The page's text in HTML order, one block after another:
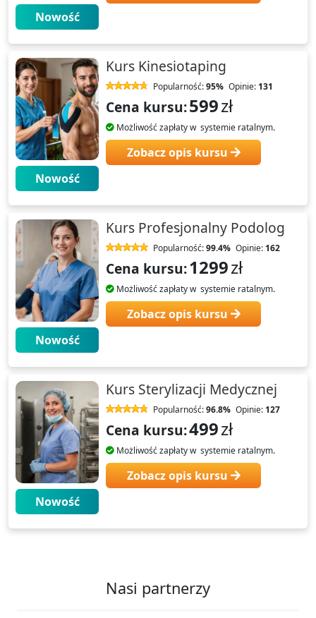
Nowość
Nowość
Kurs Kinesiotaping
Popularność:95% Opinie: 131
Cena kursu:599zł
Możliwość zapłaty w systemie ratalnym.
Zobacz opis kursu
Nowość
Kurs Profesjonalny Podolog
Popularność:99.4% Opinie: 162
Cena kursu:1299zł
Możliwość zapłaty w systemie ratalnym.
Zobacz opis kursu
Nowość
Kurs Sterylizacji Medycznej
Popularność:96.8% Opinie: 127
Cena kursu:499zł
Możliwość zapłaty w systemie ratalnym.
Zobacz opis kursu
Nasi partnerzy